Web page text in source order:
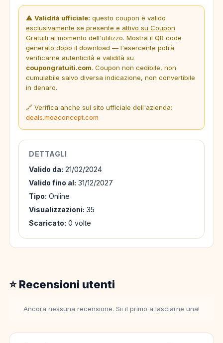
⚠️ Validità ufficiale: questo coupon è valido
esclusivamente se presente e attivo su Coupon
Gratuiti al momento dell'utilizzo. Mostra il QR code
generato dopo il download — l'esercente potrà
verificarne autenticità e validità su
coupongratuiti.com. Coupon non cedibile, non
cumulabile salvo diversa indicazione, non convertibile
in denaro.
🔗 Verifica anche sul sito ufficiale dell'azienda:
deals.moaconcept.com
DETTAGLI
Valido da: 21/02/2024
Valido fino al: 31/12/2027
Tipo: Online
Visualizzazioni: 35
Scaricato: 0 volte
⭐ Recensioni utenti
Ancora nessuna recensione. Sii il primo a lasciarne una!